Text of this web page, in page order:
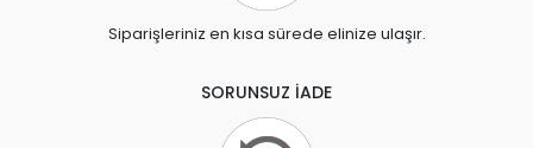
Siparişleriniz en kısa sürede elinize ulaşır.
SORUNSUZ İADE